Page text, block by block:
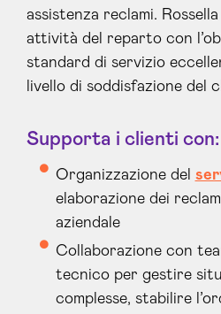
assistenza reclami.
attività del reparto con
standard di servizio
livello di soddisfazione del
Supporta i clienti con:
Organizzazione del
elaborazione dei
aziendale
Collaborazione con
tecnico per gestire
complesse, stabilire